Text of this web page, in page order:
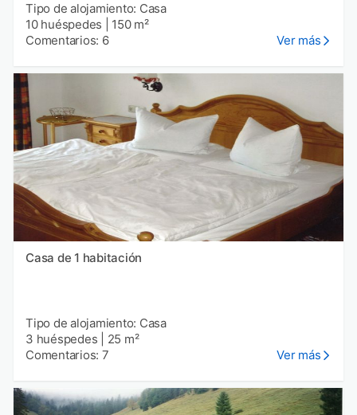
Tipo de alojamiento: Casa
10 huéspedes
150 m²
Comentarios: 6
Ver más
Casa de 1 habitación
Tipo de alojamiento: Casa
3 huéspedes
25 m²
Comentarios: 7
Ver más